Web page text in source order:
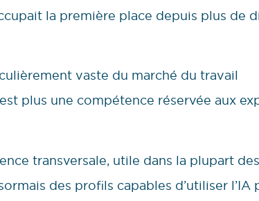
la première place depuis plus de
vaste du marché du travail
plus une compétence réservée aux
transversale, utile dans la plupart des
des profils capables d’utiliser l’IA